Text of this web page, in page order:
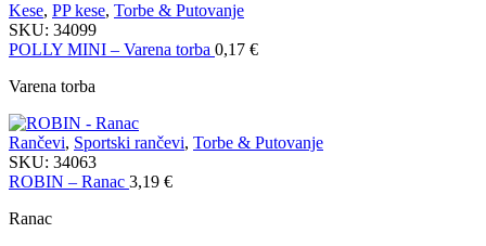
Kese, PP kese, Torbe & Putovanje
SKU: 34099
POLLY MINI – Varena torba 0,17 €
Varena torba
Rančevi, Sportski rančevi, Torbe & Putovanje
SKU: 34063
ROBIN – Ranac 3,19 €
Ranac